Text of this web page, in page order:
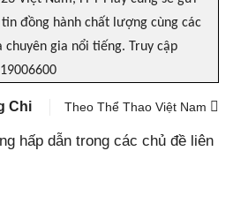
đồng hành chất lượng cùng các
chuyên gia nổi tiếng. Truy cập
Chi Theo Thể Thao Việt Nam
hấp dẫn trong các chủ đề liên